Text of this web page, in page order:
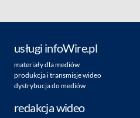
usługi infoWire.pl
materiały dla mediów
produkcja i transmisje wideo
dystrybucja do mediów
redakcja wideo